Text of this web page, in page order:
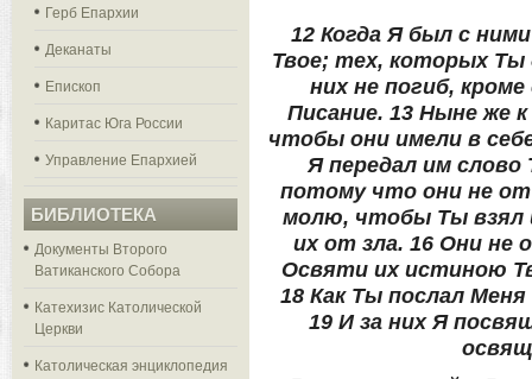
Герб Епархии
Деканаты
Епископ
Каритас Юга России
Управление Епархией
БИБЛИОТЕКА
Документы Второго
Ватиканского Собора
Катехизис Католической
Церкви
Католическая энциклопедия
12 Когда Я был с
Твое; тех, которых Ты
них не погиб,
Писание. 13 Ныне же
чтобы они имели в
Я передал им слово
потому что они не от
молю, чтобы Ты взял
их от зла. 16 Они не
Освяти их истиною
18 Как Ты послал
19 И за них Я